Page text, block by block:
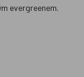
evergreenem.